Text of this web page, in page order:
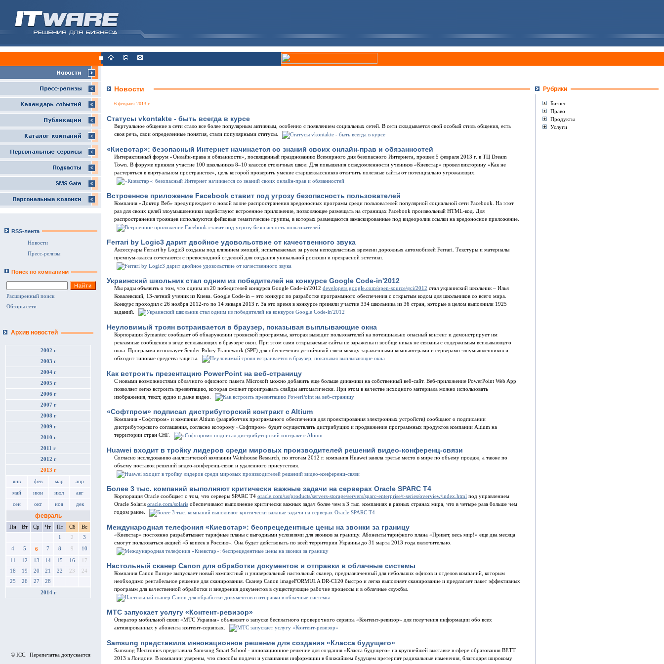
RSS-лента
Новости
Пресс-релизы
Поиск по компаниям
Расширенный поиск
Обзоры сети
Архив новостей
2002 г
2003 г
2004 г
2005 г
2006 г
2007 г
2008 г
2009 г
2010 г
2011 г
2012 г
2013 г
янв фев мар апр
май июн июл авг
сен окт ноя дек
февраль
Пн Вт Ср Чт Пт Сб
Вс
1
2 3
4 5 6 7 8 9 10
11 12 13 14 15 16
17
18
19 20 21 22 23
24
25
26 27 28
2014 г
© ICC. Перепечатка допускается
Новости Рубрики
Бизнес
Право
Продукты
Услуги
6 февраля 2013 г
Статусы vkontakte - быть всегда в курсе
Виртуальное общение в сети стало все более популярным активным, особенно с появлением социальных сетей. В сети складывается свой особый стиль общения, есть
своя речь, свои определенные понятия, стали популярными статусы.
«Киевстар»: безопасный Интернет начинается со знаний своих онлайн-прав и обязанностей
Интерактивный форум «Онлайн-права и обязанности», посвященный празднованию Всемирного дня безопасного Интернета, прошел 5 февраля 2013 г. в ТЦ Dream
Town. В форуме приняли участие 100 школьников 8–10 классов столичных школ. Для повышения осведомленности учеников «Киевстар» провел викторину «Как не
растеряться в виртуальном пространстве», цель которой проверить умение старшеклассников отличить полезные сайты от потенциально угрожающих.
Встроенное приложение Facebook ставит под угрозу безопасность пользователей
Компания «Доктор Веб» предупреждает о новой волне распространения вредоносных программ среди пользователей популярной социальной сети Facebook. На этот
раз для своих целей злоумышленники задействуют встроенное приложение, позволяющее размещать на страницах Facebook произвольный HTML-код. Для
распространения троянцев используются фейковые тематические группы, в которых размещаются замаскированные под видеоролик ссылки на вредоносное приложение.
Ferrari by Logic3 дарит двойное удовольствие от качественного звука
Аксессуары Ferrari by Logic3 созданы под влиянием эмоций, испытываемых за рулем неподвластных времени дорожных автомобилей Ferrari. Текстуры и материалы
премиум-класса сочетаются с превосходной отделкой для создания уникальной роскоши и прекрасной эстетики.
Украинский школьник стал одним из победителей на конкурсе Google Code-in'2012
Мы рады объявить о том, что одним из 20 победителей конкурса Google Code-in'2012 developers.google.com/open-source/gci/2012 стал украинский школьник – Илья
Ковалевский, 13-летний ученик из Киева. Google Code-in – это конкурс по разработке программного обеспечения с открытым кодом для школьников со всего мира.
Конкурс проходил с 26 ноября 2012-го по 14 января 2013 г. За это время в конкурсе приняли участие 334 школьника из 36 стран, которые в целом выполнили 1925
заданий.
Неуловимый троян встраивается в браузер, показывая выплывающие окна
Корпорация Symantec сообщает об обнаружении троянской программы, которая выводит пользователей на потенциально опасный контент и демонстрирует им
рекламные сообщения в виде всплывающих в браузере окон. При этом сами открываемые сайты не заражены и вообще никак не связаны с содержимым всплывающего
окна. Программа использует Sender Policy Framework (SPF) для обеспечения устойчивой связи между зараженными компьютерами и серверами злоумышленников и
обходит типовые средства защиты.
Как встроить презентацию PowerPoint на веб-страницу
С новыми возможностями облачного офисного пакета Microsoft можно добавить еще больше динамики на собственный веб-сайт. Веб-приложение PowerPoint Web App
позволяет легко встроить презентацию, которая сможет проигрывать слайды автоматически. При этом в качестве исходного материала можно использовать
изображения, текст, аудио и даже видео.
«Софтпром» подписал дистрибуторский контракт c Altium
Компания «Софтпром» и компания Altium (разработчик программного обеспечения для проектирования электронных устройств) сообщают о подписании
дистрибуторского соглашения, согласно которому «Софтпром» будет осуществлять дистрибуцию и продвижение программных продуктов компании Altium на
территории стран СНГ.
Huawei входит в тройку лидеров среди мировых производителей решений видео-конференц-связи
Согласно исследованию аналитической компании Wainhouse Research, по итогам 2012 г. компания Huawei заняла третье место в мире по объему продаж, а также по
объему поставок решений видео-конференц-связи и удаленного присутствия.
Более 3 тыс. компаний выполняют критически важные задачи на серверах Oracle SPARC T4
Корпорация Oracle сообщает о том, что серверы SPARC T4 oracle.com/us/products/servers-storage/servers/sparc-enterprise/t-series/overview/index.html под управлением
Oracle Solaris oracle.com/solaris обеспечивают выполнение критически важных задач более чем в 3 тыс. компаниях в разных странах мира, что в четыре раза больше чем
годом ранее.
Международная телефония «Киевстар»: беспрецедентные цены на звонки за границу
«Киевстар» постоянно разрабатывает тарифные планы с выгодными условиями для звонков за границу. Абоненты тарифного плана «Привет, весь мир!» еще два месяца
смогут пользоваться акцией «5 копеек в Россию». Она будет действовать по всей территории Украины до 31 марта 2013 года включительно.
Настольный сканер Canon для обработки документов и отправки в облачные системы
Компания Canon Europe выпускает новый компактный и универсальный настольный сканер, предназначенный для небольших офисов и отделов компаний, которым
необходимо рентабельное решение для сканирования. Сканер Canon imageFORMULA DR-C120 быстро и легко выполняет сканирование и предлагает пакет эффективных
программ для качественной обработки и внедрения документов в существующие рабочие процессы и в облачные службы.
МТС запускает услугу «Контент-ревизор»
Оператор мобильной связи «МТС Украина» объявляет о запуске бесплатного проверочного сервиса «Контент-ревизор» для получения информации обо всех
активированных у абонента контент-сервисах.
Samsung представила инновационное решение для создания «Класса будущего»
Samsung Electronics представила Samsung Smart School - инновационное решение для создания «Класса будущего» на крупнейшей выставке в сфере образования BETT
2013 в Лондоне. В компании уверены, что способы подачи и усваивания информации в ближайшем будущем претерпят радикальные изменения, благодаря широкому